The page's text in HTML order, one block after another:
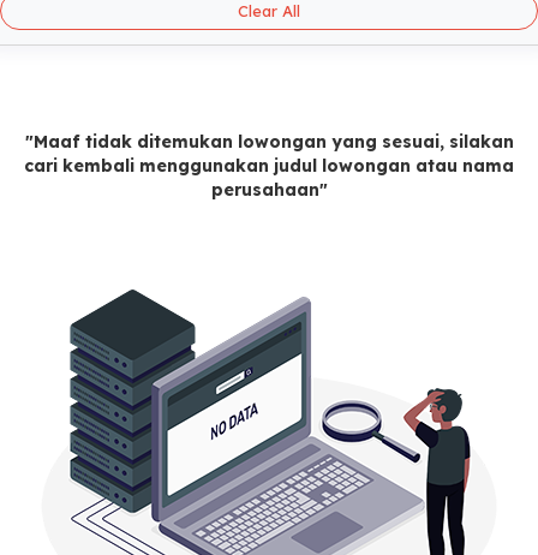
Clear All
"Maaf tidak ditemukan lowongan yang sesuai, silakan
cari kembali menggunakan judul lowongan atau nama
perusahaan"